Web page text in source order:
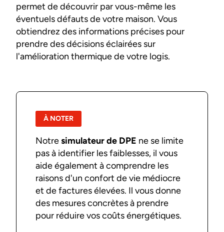
permet de découvrir par vous-même les
éventuels défauts de votre maison. Vous
obtiendrez des informations précises pour
prendre des décisions éclairées sur
l'amélioration thermique de votre logis.
À NOTER
Notresimulateur de DPE ne se limite
pas à identifier les faiblesses, il vous
aide également à comprendre les
raisons d'un confort de vie médiocre
et de factures élevées. Il vous donne
des mesures concrètes à prendre
pour réduire vos coûts énergétiques.